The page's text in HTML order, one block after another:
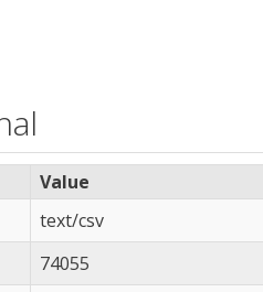
Value
text/csv
74055